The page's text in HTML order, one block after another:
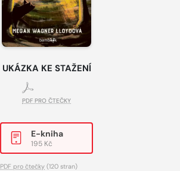
UKÁZKA KE STAŽENÍ
PDF PRO ČTEČKY
E-kniha
195 Kč
PDF pro čtečky (120 stran)